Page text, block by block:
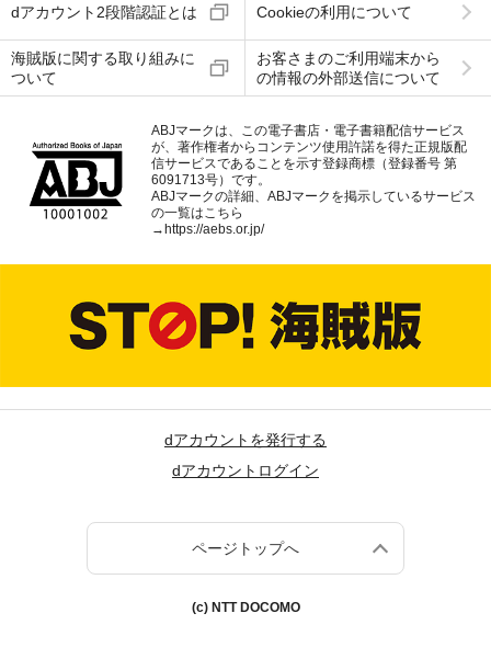
dアカウント2段階認証とは Cookieの利用について
海賊版に関する取り組みに
ついて
お客さまのご利用端末から
の情報の外部送信について
ABJマークは、この電子書店・電子書籍配信サービス
が、著作権者からコンテンツ使用許諾を得た正規版配
信サービスであることを示す登録商標（登録番号 第
6091713号）です。
ABJマークの詳細、ABJマークを掲示しているサービス
の一覧はこちら
→ https://aebs.or.jp/
dアカウントを発行する
dアカウントログイン
ページトップへ
(c) NTT DOCOMO